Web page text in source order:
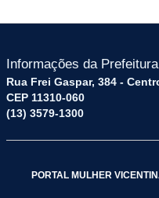
Informações da Prefeitura
Rua Frei Gaspar, 384 -
CEP 11310-060
(13) 3579-1300
PORTAL MULHER